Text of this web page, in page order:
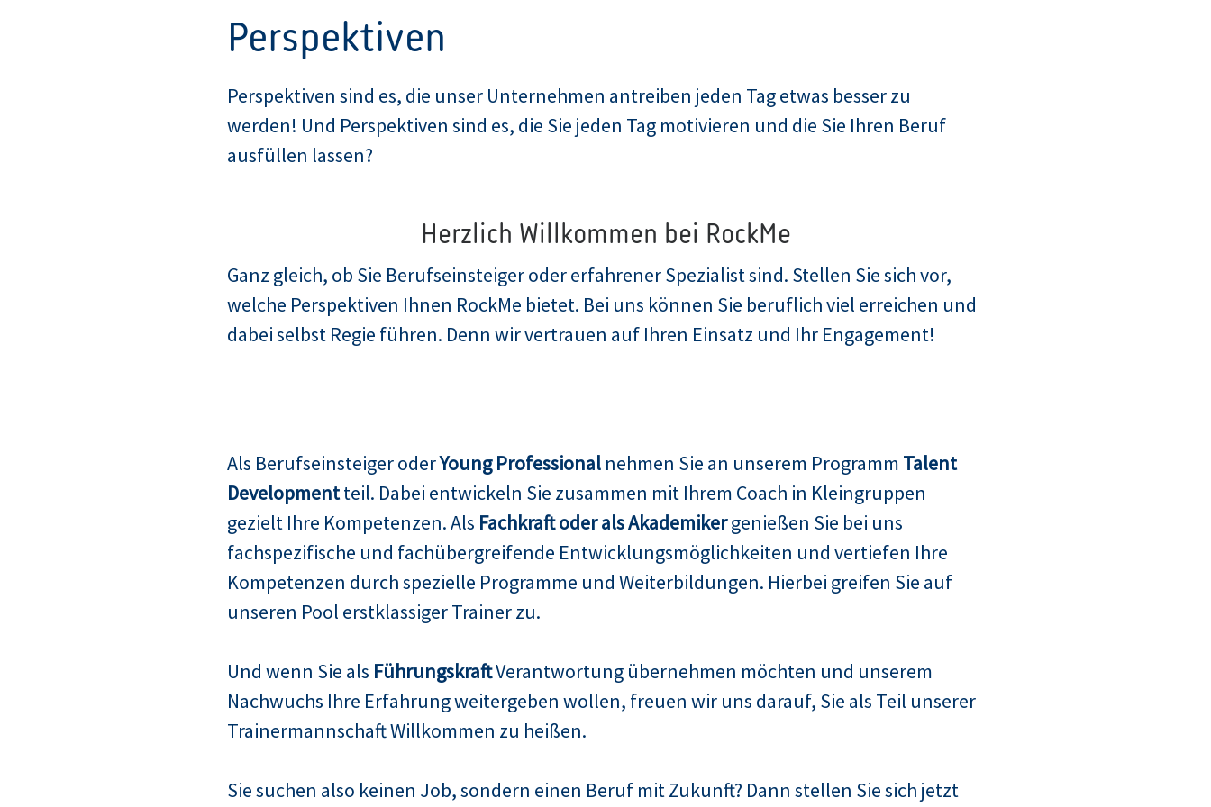
Perspektiven
Perspektiven sind es, die unser Unternehmen antreiben jeden Tag etwas besser zu
werden! Und Perspektiven sind es, die Sie jeden Tag motivieren und die Sie Ihren Beruf
ausfüllen lassen?
Herzlich Willkommen bei RockMe
Ganz gleich, ob Sie Berufseinsteiger oder erfahrener Spezialist sind. Stellen Sie sich vor,
welche Perspektiven Ihnen RockMe bietet. Bei uns können Sie beruflich viel erreichen und
dabei selbst Regie führen. Denn wir vertrauen auf Ihren Einsatz und Ihr Engagement!
Als Berufseinsteiger oderYoung Professional nehmen Sie an unserem Programm Talent
Developmentteil. Dabei entwickeln Sie zusammen mit Ihrem Coach in Kleingruppen
gezielt Ihre Kompetenzen. Als Fachkraft oder als Akademikergenießen Sie bei uns
fachspezifische und fachübergreifende Entwicklungsmöglichkeiten und vertiefen Ihre
Kompetenzen durch spezielle Programme und Weiterbildungen. Hierbei greifen Sie auf
unseren Pool erstklassiger Trainer zu.
Und wenn Sie als FührungskraftVerantwortung übernehmen möchten und unserem
Nachwuchs Ihre Erfahrung weitergeben wollen, freuen wir uns darauf, Sie als Teil unserer
Trainermannschaft Willkommen zu heißen.
Sie suchen also keinen Job, sondern einen Beruf mit Zukunft? Dann stellen Sie sich jetzt